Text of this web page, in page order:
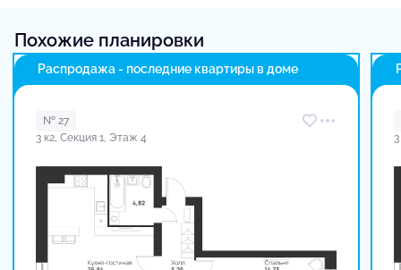
Похожие планировки
Распродажа - последние квартиры в доме
№ 27
3 к2, Секция 1, Этаж 4